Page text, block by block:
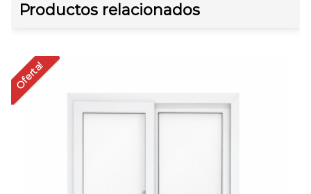
Productos relacionados
Oferta!